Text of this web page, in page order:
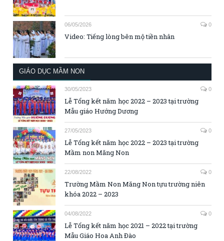
06/05/2026 0
Video: Tiếng lòng bên mộ tiền nhân
GIÁO DỤC MẦM NON
30/05/2023 0
Lễ Tổng kết năm học 2022 – 2023 tại trường
Mẫu giáo Hướng Dương
27/05/2023 0
Lễ Tổng kết năm học 2022 – 2023 tại trường
Mầm non Măng Non
22/08/2022 0
Trường Mầm Non Măng Non tựu trường niên
khóa 2022 – 2023
04/08/2022 0
Lễ Tổng kết năm học 2021 – 2022 tại trường
Mẫu Giáo Hoa Anh Đào